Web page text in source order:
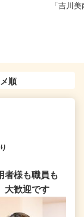
「吉川
者様も職員も
大歓迎です